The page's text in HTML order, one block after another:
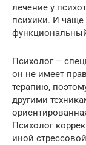
лечение у
психики. И
Психолог –
он не имеет
терапию,
другими
Психолог
иной